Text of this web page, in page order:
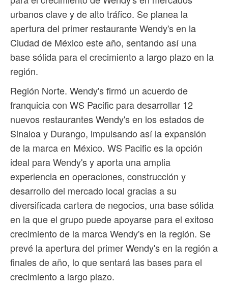
urbanos clave y de alto tráfico. Se planea la
apertura del primer restaurante Wendy's en la
Ciudad de México este año, sentando así una
base sólida para el crecimiento a largo plazo en la
región.
Región Norte. Wendy's firmó un acuerdo de
franquicia con WS Pacific para desarrollar 12
nuevos restaurantes Wendy's en los estados de
Sinaloa y Durango, impulsando así la expansión
de la marca en México. WS Pacific es la opción
ideal para Wendy's y aporta una amplia
experiencia en operaciones, construcción y
desarrollo del mercado local gracias a su
diversificada cartera de negocios, una base sólida
en la que el grupo puede apoyarse para el exitoso
crecimiento de la marca Wendy's en la región. Se
prevé la apertura del primer Wendy's en la región a
finales de año, lo que sentará las bases para el
crecimiento a largo plazo.